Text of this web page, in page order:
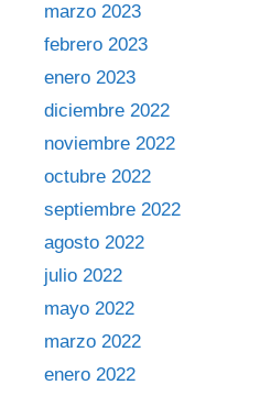
marzo 2023
febrero 2023
enero 2023
diciembre 2022
noviembre 2022
octubre 2022
septiembre 2022
agosto 2022
julio 2022
mayo 2022
marzo 2022
enero 2022